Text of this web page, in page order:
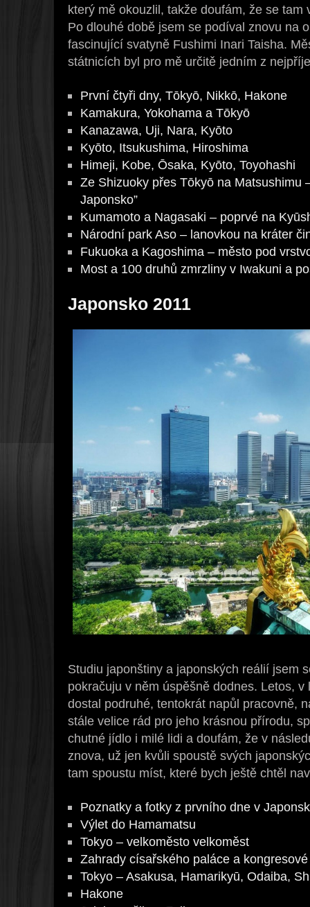
který mě okouzlil, takže doufám, že se
Po dlouhé době jsem se podíval znovu na
fascinující svatyně Fushimi Inari Taisha.
státnicích byl pro mě určitě jedním z
První čtyři dny, Tōkyō, Nikkō, Hakone
Kamakura, Yokohama a Tōkyō
Kanazawa, Uji, Nara, Kyōto
Kyōto, Itsukushima, Hiroshima
Himeji, Kobe, Ōsaka, Kyōto, Toyohashi
Ze Shizuoky přes Tōkyō na Matsushimu
Japonsko”
Kumamoto a Nagasaki – poprvé na
Národní park Aso – lanovkou na kráter
Fukuoka a Kagoshima – město pod
Most a 100 druhů zmrzliny v Iwakuni a
Japonsko 2011
Studiu japonštiny a japonských reálií jsem
pokračuju v něm úspěšně dodnes. Letos,
dostal podruhé, tentokrát napůl pracovně,
stále velice rád pro jeho krásnou přírodu,
chutné jídlo i milé lidi a doufám, že v
znova, už jen kvůli spoustě svých
tam spoustu míst, které bych ještě chtěl
Poznatky a fotky z prvního dne v
Výlet do Hamamatsu
Tokyo – velkoměsto velkoměst
Zahrady císařského paláce a
Tokyo – Asakusa, Hamarikyū, Odaiba,
Hakone